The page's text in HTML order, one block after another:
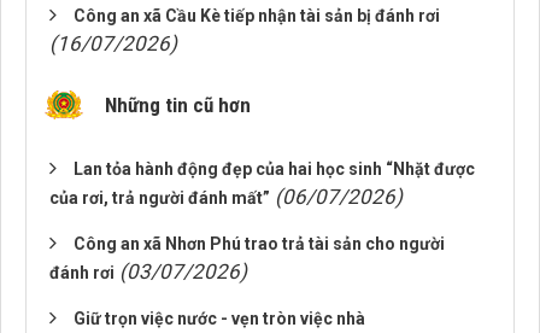
Công an xã Cầu Kè tiếp nhận tài sản bị đánh rơi
(16/07/2026)
Những tin cũ hơn
Lan tỏa hành động đẹp của hai học sinh “Nhặt được
của rơi, trả người đánh mất” (06/07/2026)
Công an xã Nhơn Phú trao trả tài sản cho người
đánh rơi (03/07/2026)
Giữ trọn việc nước - vẹn tròn việc nhà